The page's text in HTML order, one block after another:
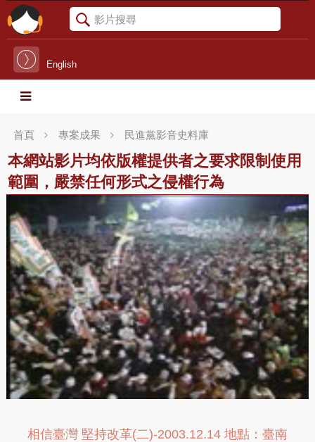
English
首頁 專案成果 民進黨影音史料庫
本網站影片均依版權提供者之要求限制使用
範圍，嚴禁任何形式之侵權行為
相信臺灣 堅持改革(二)-2003.12.14 地點：臺南